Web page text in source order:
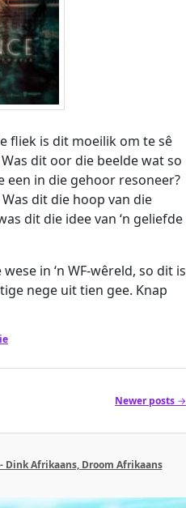
fliek is dit moeilik om te sê
dit oor die beelde wat so
in die gehoor resoneer?
dit die hoop van die
dit die idee van ‘n geliefde
in ‘n WF-wêreld, so dit is
nege uit tien gee. Knap
Newer posts →
Dink Afrikaans, Droom Afrikaans